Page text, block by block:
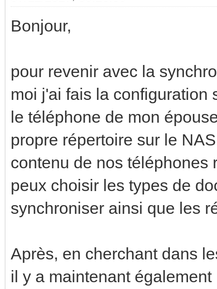
Bonjour,
pour revenir avec la
moi j'ai fais la configuration
le téléphone de mon
propre répertoire sur le
contenu de nos téléphones
peux choisir les types de
synchroniser ainsi que les
Après, en cherchant dans
il y a maintenant